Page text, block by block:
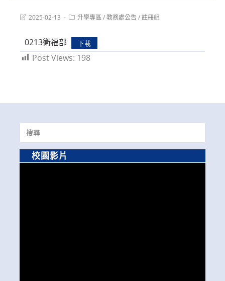
Post2025-02-13
Post升學專區/教務處公告/註冊組
0213衛福部 下載
Post Views: 198
Search
for:
校園影片